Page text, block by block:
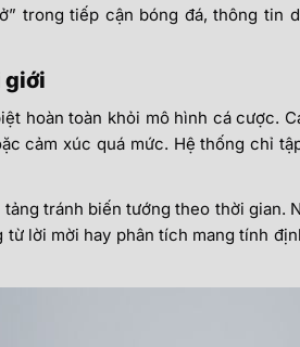
trong tiếp cận bóng đá, thông tin
giới
hoàn toàn khỏi mô hình cá cược.
cảm xúc quá mức. Hệ thống chỉ
tránh biến tướng theo thời gian.
lời mời hay phân tích mang tính